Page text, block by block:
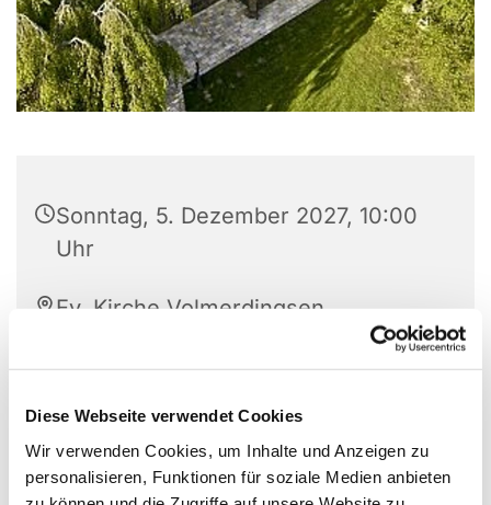
Diese Webseite verwendet Cookies
Wir verwenden Cookies, um Inhalte und Anzeigen zu
personalisieren, Funktionen für soziale Medien anbieten
Sonntag, 5. Dezember 2027, 10:00
Uhr
Ev. Kirche Volmerdingsen,
Volmerdingsener Str. 149, 32549
Bad Oeynhausen